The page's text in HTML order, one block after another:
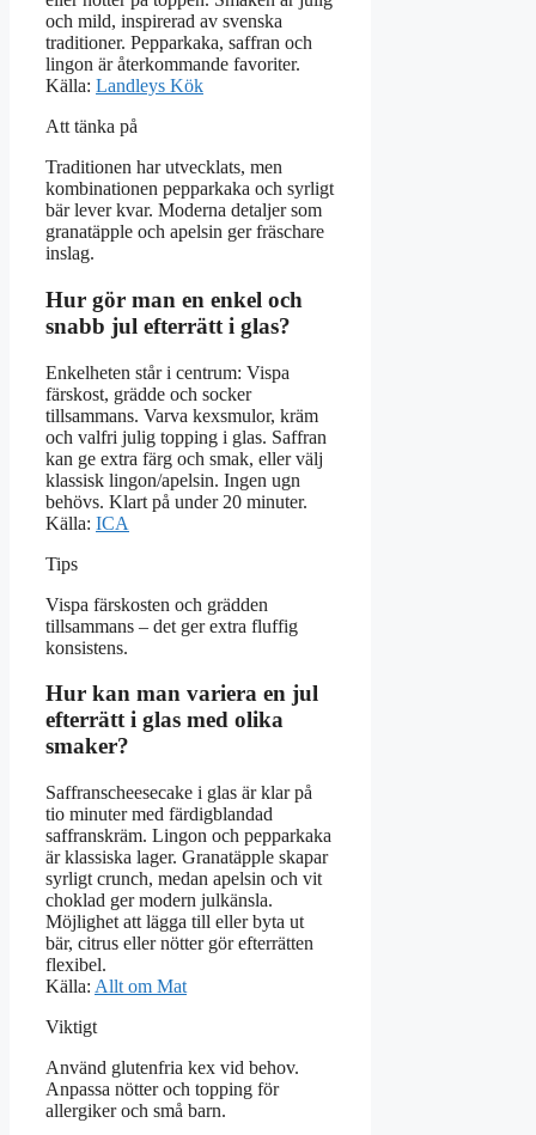
och mild, inspirerad av svenska
traditioner. Pepparkaka, saffran och
lingon är återkommande favoriter.
Källa: Landleys Kök
Att tänka på
Traditionen har utvecklats, men
kombinationen pepparkaka och syrligt
bär lever kvar. Moderna detaljer som
granatäpple och apelsin ger fräschare
inslag.
Hur gör man en enkel och
snabb jul efterrätt i glas?
Enkelheten står i centrum: Vispa
färskost, grädde och socker
tillsammans. Varva kexsmulor, kräm
och valfri julig topping i glas. Saffran
kan ge extra färg och smak, eller välj
klassisk lingon/apelsin. Ingen ugn
behövs. Klart på under 20 minuter.
Källa: ICA
Tips
Vispa färskosten och grädden
tillsammans – det ger extra fluffig
konsistens.
Hur kan man variera en jul
efterrätt i glas med olika
smaker?
Saffranscheesecake i glas är klar på
tio minuter med färdigblandad
saffranskräm. Lingon och pepparkaka
är klassiska lager. Granatäpple skapar
syrligt crunch, medan apelsin och vit
choklad ger modern julkänsla.
Möjlighet att lägga till eller byta ut
bär, citrus eller nötter gör efterrätten
flexibel.
Källa: Allt om Mat
Viktigt
Använd glutenfria kex vid behov.
Anpassa nötter och topping för
allergiker och små barn.